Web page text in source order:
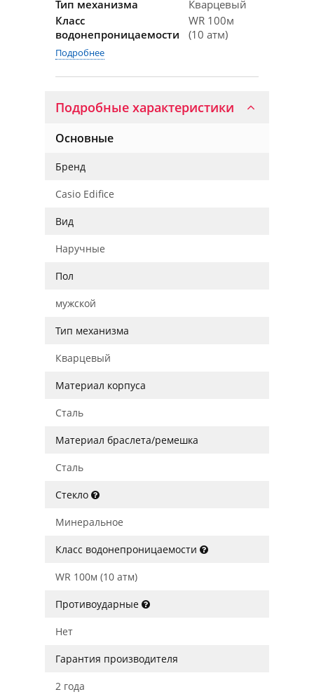
Тип механизма
Кварцевый
Класс
водонепроницаемости
WR 100м
(10 атм)
Подробнее
Подробные характеристики
Основные
Бренд
Casio Edifice
Вид
Наручные
Пол
мужской
Тип механизма
Кварцевый
Материал корпуса
Сталь
Материал браслета/ремешка
Сталь
Стекло
Минеральное
Класс водонепроницаемости
WR 100м (10 атм)
Противоударные
Нет
Гарантия производителя
2 года